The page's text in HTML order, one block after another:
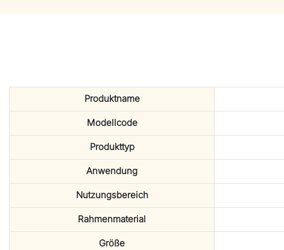
Produktname
Modellcode
Produkttyp
Anwendung
Nutzungsbereich
Rahmenmaterial
Größe